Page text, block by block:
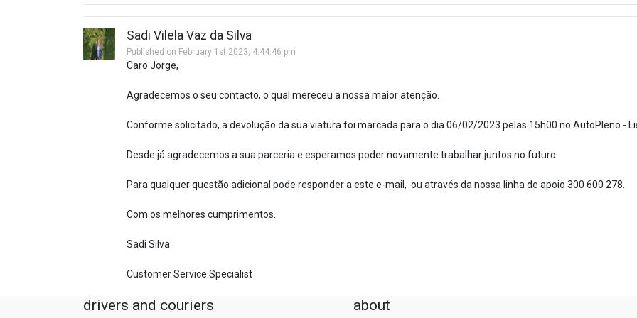
Sadi Vilela Vaz da Silva
Published on February 1st 2023, 4:44:46 pm
Caro Jorge,
Agradecemos o seu contacto, o qual mereceu a nossa maior atenção.
Conforme solicitado, a devolução da sua viatura foi marcada para o dia 06/02/2023 pelas 15h00 no AutoPleno -
Desde já agradecemos a sua parceria e esperamos poder novamente trabalhar juntos no futuro.
Para qualquer questão adicional pode responder a este e-mail, ou através da nossa linha de apoio 300 600 278.
Com os melhores cumprimentos.
Sadi Silva
Customer Service Specialist
drivers and couriers about